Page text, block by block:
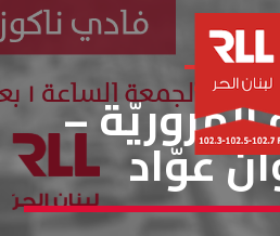
السلامة مرورية –
عوّاد